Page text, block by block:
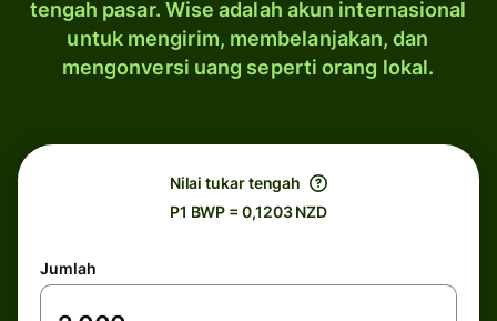
tengah pasar. Wise adalah akun internasional
untuk mengirim, membelanjakan, dan
mengonversi uang seperti orang lokal.
Nilai tukar tengah
P1 BWP = 0,1203 NZD
Jumlah